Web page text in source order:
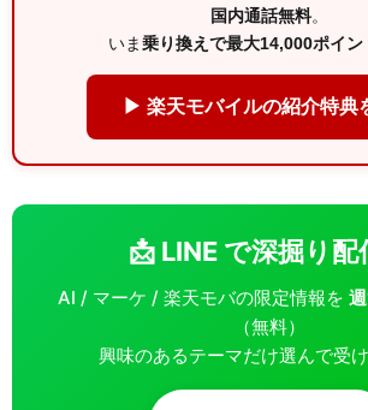
国内通話無料。
いま乗り換えで最大14,000ポイン
▶ 楽天モバイルの紹介特典
📩 LINE で深掘り配
AI / マーケ / 楽天モバの限定情報を
（無料）
興味のあるテーマだけ選んで受